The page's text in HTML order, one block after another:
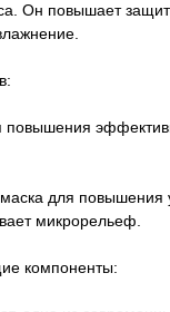
Он повышает
повышения
для повышения
микрорельеф.
компоненты: